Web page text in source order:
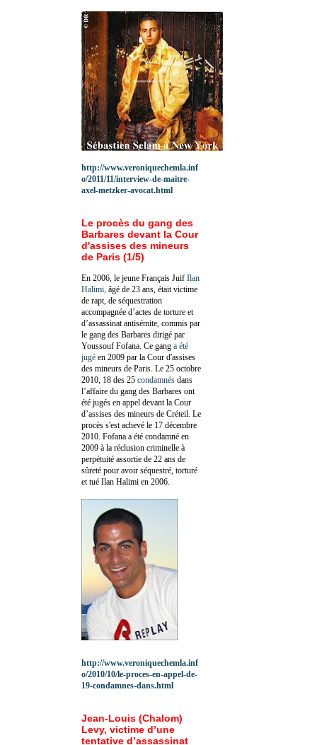
http://www.veroniquechemla.inf
o/2011/11/interview-de-maitre-
axel-metzker-avocat.html
Le procès du gang des
Barbares devant la Cour
d'assises des mineurs
de Paris (1/5)
En 2006, le jeune Français Juif Ilan
Halimi, âgé de 23 ans, était victime
de rapt, de séquestration
accompagnée d’actes de torture et
d’assassinat antisémite, commis par
le gang des Barbares dirigé par
Youssouf Fofana. Ce gang a été
jugé en 2009 par la Cour d'assises
des mineurs de Paris. Le 25 octobre
2010, 18 des 25 condamnés dans
l’affaire du gang des Barbares ont
été jugés en appel devant la Cour
d’assises des mineurs de Créteil. Le
procès s'est achevé le 17 décembre
2010. Fofana a été condamné en
2009 à la réclusion criminelle à
perpétuité assortie de 22 ans de
sûreté pour avoir séquestré, torturé
et tué Ilan Halimi en 2006.
http://www.veroniquechemla.inf
o/2010/10/le-proces-en-appel-de-
19-condamnes-dans.html
Jean-Louis (Chalom)
Levy, victime d’une
tentative d’assassinat